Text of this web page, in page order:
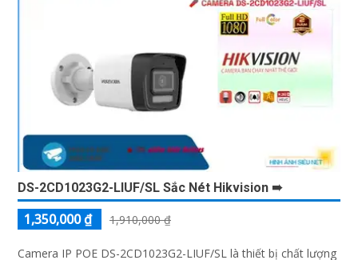
DS-2CD1023G2-LIUF/SL Sắc Nét Hikvision ➠
1,350,000 ₫ 1,910,000 ₫
Camera IP POE DS-2CD1023G2-LIUF/SL là thiết bị chất lượng